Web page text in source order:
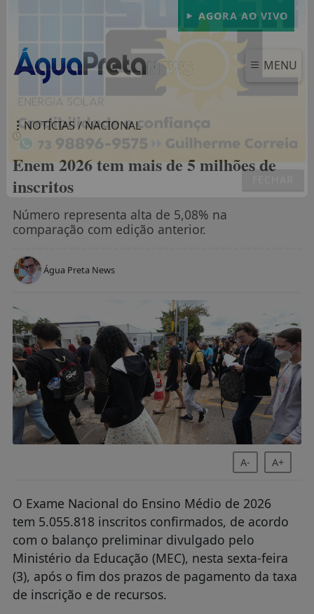
AGORA AO VIVO
MENU
NOTÍCIAS / NACIONAL
Enem 2026 tem mais de 5 milhões de
inscritos
Número representa alta de 5,08% na
comparação com edição anterior.
Água Preta News
A- A+
O Exame Nacional do Ensino Médio de 2026
tem 5.055.818 inscritos confirmados, de acordo
com o balanço preliminar divulgado pelo
Ministério da Educação (MEC), nesta sexta-feira
(3), após o fim dos prazos de pagamento da taxa
de inscrição e de recursos.